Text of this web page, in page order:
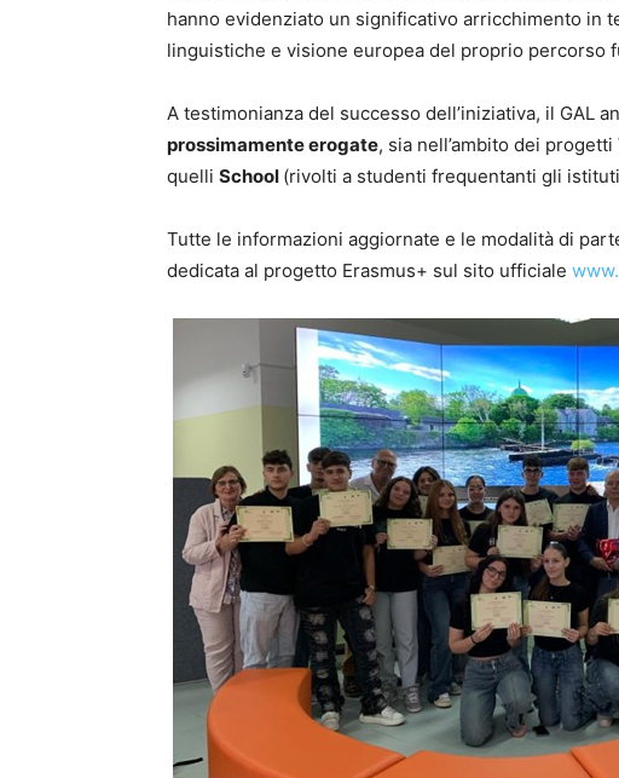
hanno evidenziato un significativo arricchimento in
linguistiche e visione europea del proprio percorso
A testimonianza del successo dell’iniziativa, il GAL
prossimamente erogate, sia nell’ambito dei progetti
quelli School (rivolti a studenti frequentanti gli
Tutte le informazioni aggiornate e le modalità di
dedicata al progetto Erasmus+ sul sito ufficiale